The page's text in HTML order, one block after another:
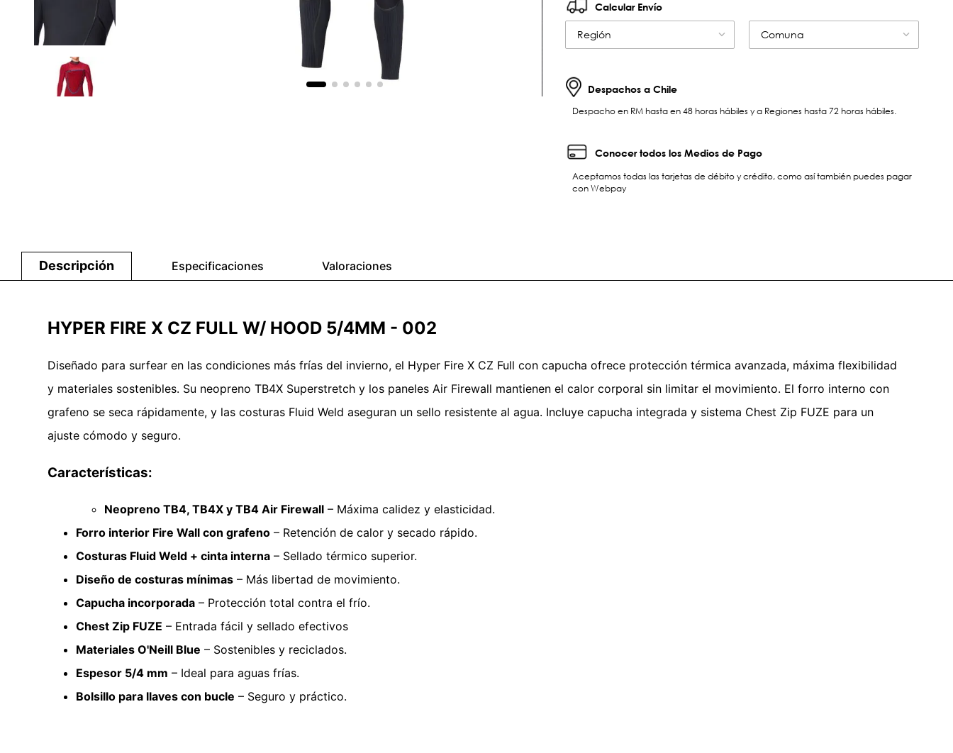
Calcular Envío
Región Comuna
Despachos a Chile
Despacho en RM hasta en 48 horas hábiles y a Regiones hasta 72 horas hábiles.
Conocer todos los Medios de Pago
Aceptamos todas las tarjetas de débito y crédito, como así también puedes pagar
con Webpay
Descripción Especificaciones Valoraciones
HYPER FIRE X CZ FULL W/ HOOD 5/4MM - 002
Diseñado para surfear en las condiciones más frías del invierno, el Hyper Fire X CZ Full con capucha ofrece protección térmica avanzada, máxima flexibilidad
y materiales sostenibles. Su neopreno TB4X Superstretch y los paneles Air Firewall mantienen el calor corporal sin limitar el movimiento. El forro interno con
grafeno se seca rápidamente, y las costuras Fluid Weld aseguran un sello resistente al agua. Incluye capucha integrada y sistema Chest Zip FUZE para un
ajuste cómodo y seguro.
Características:
Neopreno TB4, TB4X y TB4 Air Firewall – Máxima calidez y elasticidad.
Forro interior Fire Wall con grafeno – Retención de calor y secado rápido.
Costuras Fluid Weld + cinta interna – Sellado térmico superior.
Diseño de costuras mínimas – Más libertad de movimiento.
Capucha incorporada – Protección total contra el frío.
Chest Zip FUZE – Entrada fácil y sellado efectivos
Materiales O'Neill Blue – Sostenibles y reciclados.
Espesor 5/4 mm – Ideal para aguas frías.
Bolsillo para llaves con bucle – Seguro y práctico.